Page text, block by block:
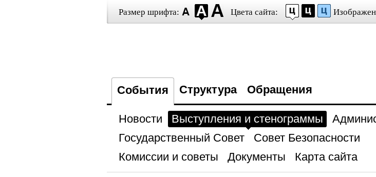
Размер шрифта: Цвета сайта:
События Структура Обращения
Новости Выступления и стенограммы
Государственный Совет
Совет Безопасности
Комиссии и советы
Документы Карта сайта